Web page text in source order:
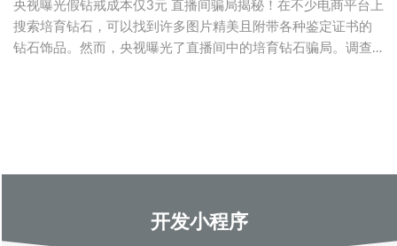
央视曝光假钻戒成本仅3元 直播间骗局揭秘！在不少电商平台上
搜索培育钻石，可以找到许多图片精美且附带各种鉴定证书的
钻石饰品。然而，央视曝光了直播间中的培育钻石骗局。调查
开发小程序